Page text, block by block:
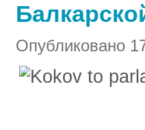
Опубликовано